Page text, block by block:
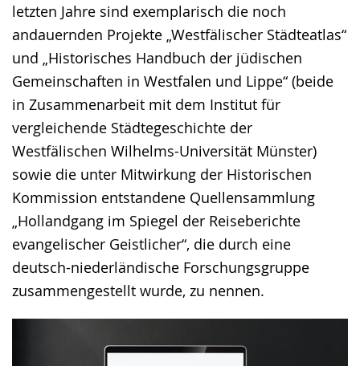
letzten Jahre sind exemplarisch die noch
andauernden Projekte „Westfälischer Städteatlas“
und „Historisches Handbuch der jüdischen
Gemeinschaften in Westfalen und Lippe“ (beide
in Zusammenarbeit mit dem Institut für
vergleichende Städtegeschichte der
Westfälischen Wilhelms-Universität Münster)
sowie die unter Mitwirkung der Historischen
Kommission entstandene Quellensammlung
„Hollandgang im Spiegel der Reiseberichte
evangelischer Geistlicher“, die durch eine
deutsch-niederländische Forschungsgruppe
zusammengestellt wurde, zu nennen.